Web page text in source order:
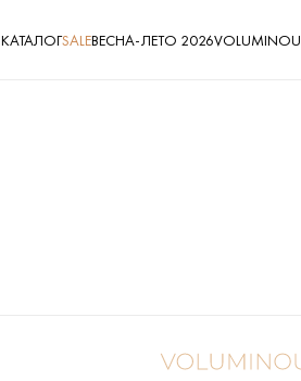
КАТАЛОГSALEВЕСНА-ЛЕТО 2026